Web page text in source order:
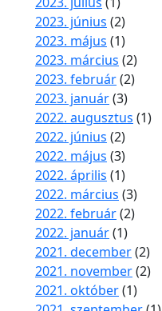
2023. június (2)
2023. május (1)
2023. március (2)
2023. február(2)
2023. január(3)
2022. augusztus (1)
2022. június (2)
2022. május (3)
2022. április (1)
2022. március (3)
2022. február(2)
2022. január(1)
2021. december(2)
2021. november(2)
2021. október(1)